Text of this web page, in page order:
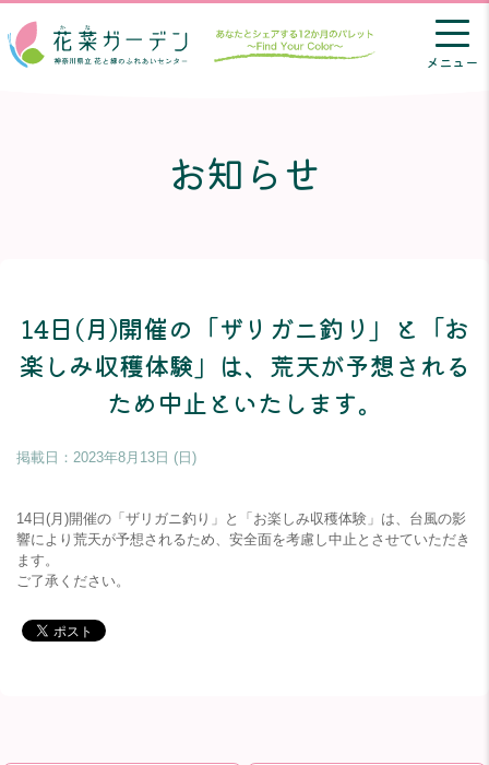
メニュー
お知らせ
14日(月)開催の「ザリガニ釣り」と「お
楽しみ収穫体験」は、荒天が予想される
ため中止といたします。
掲載日：2023年8月13日 (日)
14日(月)開催の「ザリガニ釣り」と「お楽しみ収穫体験」は、台風の影
響により荒天が予想されるため、安全面を考慮し中止とさせていただき
ます。
ご了承ください。